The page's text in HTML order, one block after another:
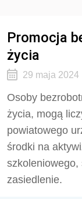
Promocja
życia
29 maja 2024
Osoby
życia, mogą
powiatowego
środki na
zasiedlenie.